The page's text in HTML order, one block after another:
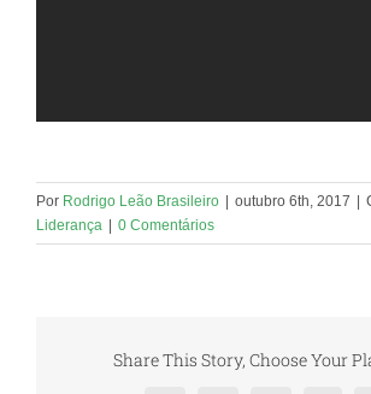
Por Rodrigo Leão Brasileiro outubro 6th, 2017
Liderança
0 Comentários
Share This Story, Choose Your